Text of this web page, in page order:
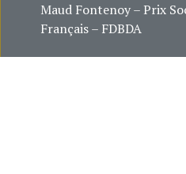
Maud Fontenoy – Prix
Français – FDBDA